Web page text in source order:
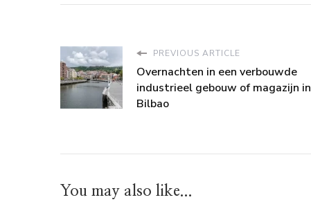
PREVIOUS ARTICLE
Overnachten in een verbouwde
industrieel gebouw of magazijn in
Bilbao
You may also like...